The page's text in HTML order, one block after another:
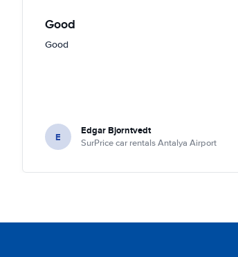
Good
Good
E Edgar Bjorntvedt
SurPrice car rentals Antalya Airport